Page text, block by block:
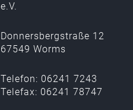
e.V.
Donnersbergstraße 12
67549 Worms
Telefon: 06241 7243
Telefax: 06241 78747